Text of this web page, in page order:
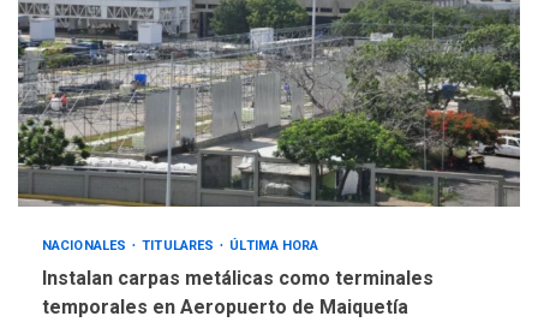
4
nueva mesa de diálogo
INTERNACIONALES ÚLTIMA HORA
Hiroshima 81 años de la
debacle atómica. Japón
debate principios no
nucleares
NACIONALES TITULARES ÚLTIMA HORA
Instalan carpas metálicas como terminales
temporales en Aeropuerto de Maiquetía